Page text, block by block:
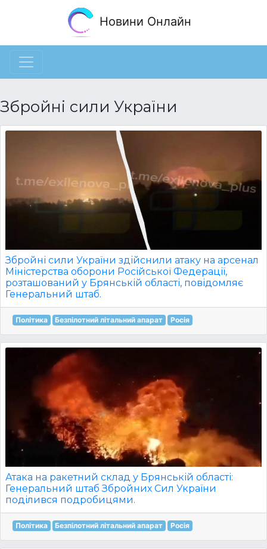
Новини Онлайн
Збройні сили України
Збройні сили України здійснили атаку на арсенал
Міністерства оборони Російської Федерації,
розташований у Брянській області, повідомляє
Генеральний штаб.
Політика Безпілотний літальний апарат Росія
Атака на ракетний склад у Брянській області:
Генеральний штаб Збройних Сил України
поділився подробицями.
Політика Безпілотний літальний апарат Росія